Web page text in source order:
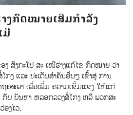
ງກົດໝາຍເສີມກຳລັງ
ມີ
ງ ສິງກະໂປ ສະ ເໜີຮ່າງແກ້ໄຂ ກົດໝາຍ ວ່າ
ງ ແລະ ປະເດັນສຳຄັນອື່ນໆ ເຂົ້າສູ່ ການ
ະສະພາ ເພື່ອເພີ່ມ ຄວາມເຂັ້ມແຂງ ໃຫ້ແກ່
ບ ບັນຫາ ຫລອກລວງສໍ້ໂກງ ຫລື ພວກສະ
ອງໄວ.